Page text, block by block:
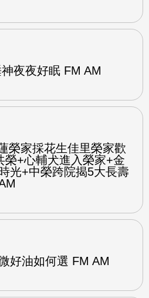
夜夜好眠 FM AM
榮家採花生佳里榮家歡
榮+心輔犬進入榮家+金
光+中榮跨院揭5大長壽
好油如何選 FM AM